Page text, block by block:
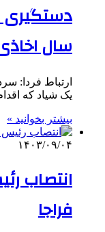
سال
ارتباط فردا:
یک شیاد که
بیشتر بخوانید »
۱۴۰۳/۰۹/۰۴
انتصاب
فراجا